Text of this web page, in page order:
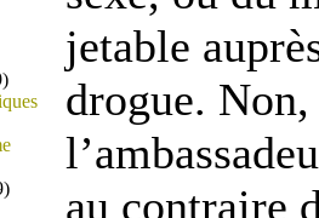
jetable
drogue.
au contraire